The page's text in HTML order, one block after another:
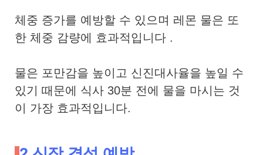
체중 증가를 예방할 수 있으며 레몬 물은 또
한 체중 감량에 효과적입니다 .
물은 포만감을 높이고 신진대사율을 높일 수
있기 때문에 식사 30분 전에 물을 마시는 것
이 가장 효과적입니다.